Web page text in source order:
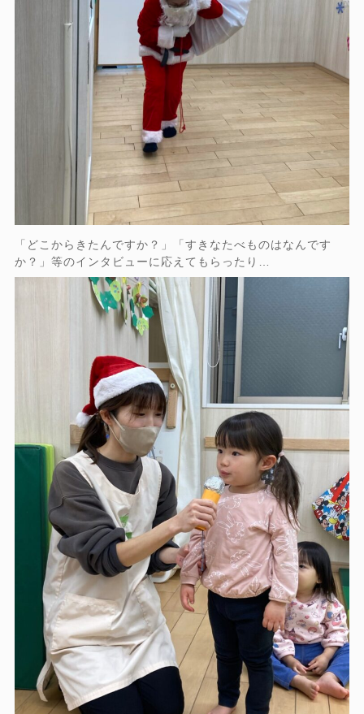
「どこからきたんですか？」「すきなたべものはなんです
か？」等のインタビューに応えてもらったり…